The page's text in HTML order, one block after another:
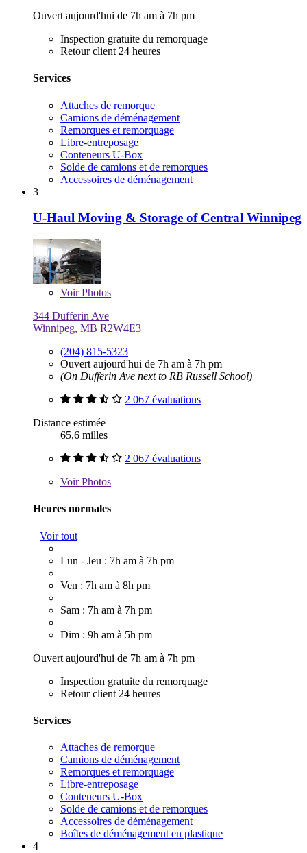
Ouvert aujourd'hui de 7h am à 7h pm
Inspection gratuite du remorquage
Retour client 24 heures
Services
Attaches de remorque
Camions de déménagement
Remorques et remorquage
Libre-entreposage
Conteneurs U-Box
Solde de camions et de remorques
Accessoires de déménagement
3
U-Haul Moving & Storage of Central Winnipeg
VoirPhotos
344 Dufferin Ave
Winnipeg, MB R2W4E3
(204) 815-5323
Ouvert aujourd'hui de 7h am à 7h pm
(On Dufferin Ave next to RB Russell School)
2 067 évaluations
Distance estimée
65,6 milles
2 067 évaluations
VoirPhotos
Heures normales
Voir tout
Lun - Jeu : 7h am à 7h pm
Ven : 7h am à 8h pm
Sam : 7h am à 7h pm
Dim : 9h am à 5h pm
Ouvert aujourd'hui de 7h am à 7h pm
Inspection gratuite du remorquage
Retour client 24 heures
Services
Attaches de remorque
Camions de déménagement
Remorques et remorquage
Libre-entreposage
Conteneurs U-Box
Solde de camions et de remorques
Accessoires de déménagement
Boîtes de déménagement en plastique
4